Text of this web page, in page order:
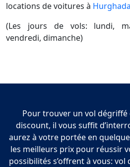
locations de voitures à Hurghada
(Les jours de vols: lundi,
vendredi, dimanche)
Pour trouver un vol
discount, il vous suffit
aurez à votre portée en
les meilleurs prix pour réussir
possibilités s’offrent à vous: